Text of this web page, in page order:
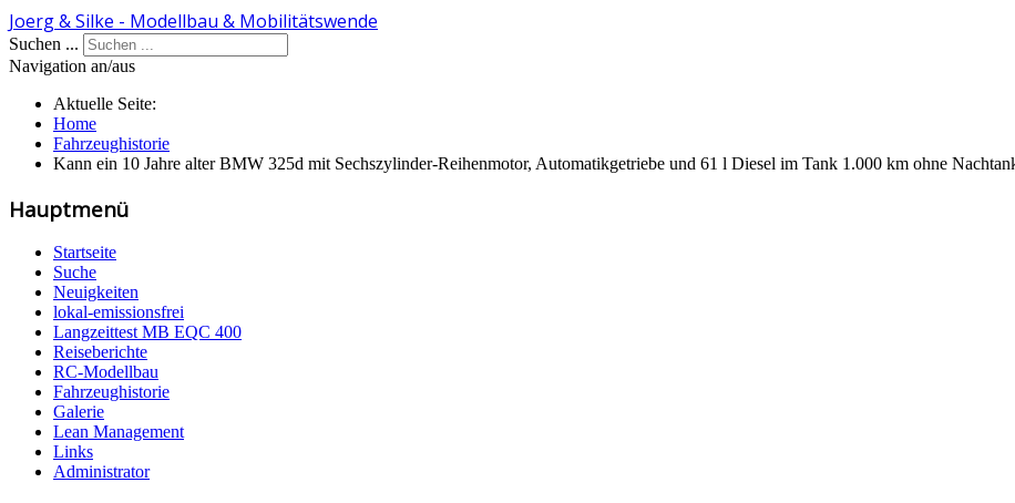
Joerg & Silke - Modellbau & Mobilitätswende
Suchen ...
Navigation an/aus
Aktuelle Seite:
Home
Fahrzeughistorie
Kann ein 10 Jahre alter BMW 325d mit Sechszylinder-Reihenmotor, Automatikgetriebe und 61 l Diesel im Tank 1.000 km ohne
Hauptmenü
Startseite
Suche
Neuigkeiten
lokal-emissionsfrei
Langzeittest MB EQC 400
Reiseberichte
RC-Modellbau
Fahrzeughistorie
Galerie
Lean Management
Links
Administrator